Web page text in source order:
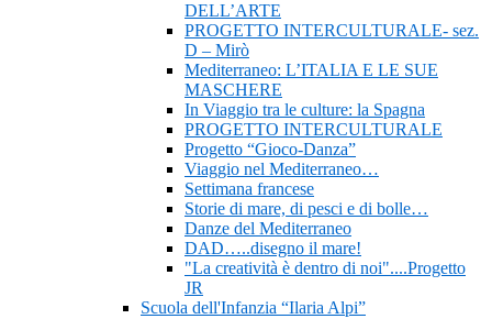
DELL’ARTE
PROGETTO INTERCULTURALE- sez.
D – Mirò
Mediterraneo: L’ITALIA E LE SUE
MASCHERE
In Viaggio tra le culture: la Spagna
PROGETTO INTERCULTURALE
Progetto “Gioco-Danza”
Viaggio nel Mediterraneo…
Settimana francese
Storie di mare, di pesci e di bolle…
Danze del Mediterraneo
DAD…..disegno il mare!
"La creatività è dentro di noi"....Progetto
JR
Scuola dell'Infanzia “Ilaria Alpi”